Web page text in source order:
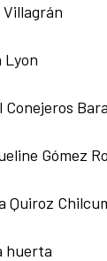
Villagrán
Lyon
Conejeros
Gómez
Quiroz
huerta